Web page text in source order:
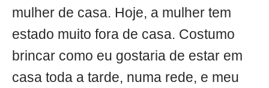
mulher de casa. Hoje, a mulher tem
estado muito fora de casa. Costumo
brincar como eu gostaria de estar em
casa toda a tarde, numa rede, e meu